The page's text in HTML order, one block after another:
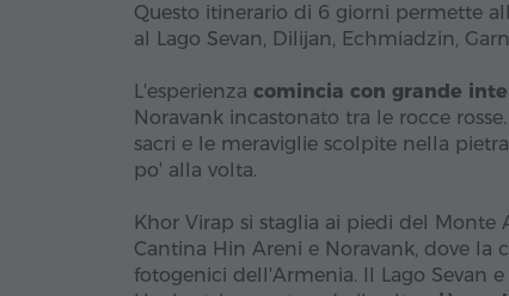
Questo itinerario di 6 giorni permette
al Lago Sevan, Dilijan, Echmiadzin,
L'esperienza comincia con grande
Noravank incastonato tra le rocce
sacri e le meraviglie scolpite nella
po' alla volta.
Khor Virap si staglia ai piedi del Monte
Cantina Hin Areni e Noravank, dove
fotogenici dell'Armenia. Il Lago Sevan